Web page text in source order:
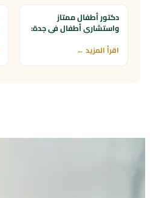
دكتور أطفال ممتاز
واستشاري أطفال في جدة:
اقرأ المزيد ←